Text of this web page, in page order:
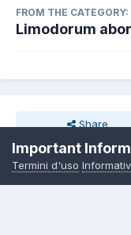
FROM THE CATEGORY:
Limodorum
Share
Important
Termini d'uso